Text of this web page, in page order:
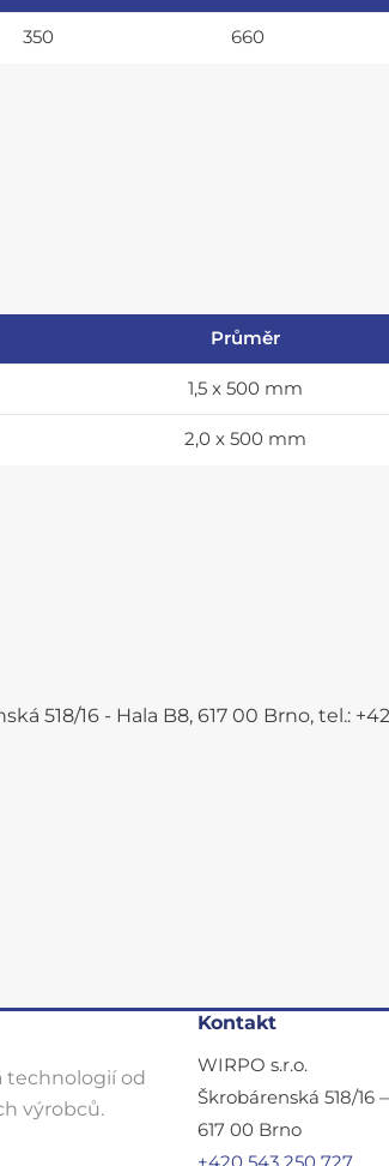
350 660
Průměr
1,5 x 500 mm
2,0 x 500 mm
518/16 - Hala B8, 617 00 Brno, tel.:
technologií od
výrobců.
Kontakt
WIRPO s.r.o.
Škrobárenská 518/16
617 00 Brno